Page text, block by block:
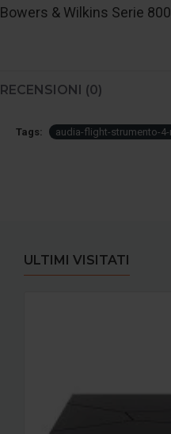
Bowers & Wilkins Serie
RECENSIONI (0)
Tags: audia-flight-strumento-
ULTIMI VISITATI